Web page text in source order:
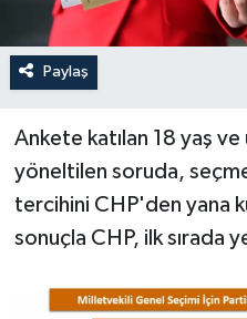
Paylaş
Ankete katılan 18 yaş
yöneltilen soruda,
tercihini CHP'den yana
sonuçla CHP, ilk sırada